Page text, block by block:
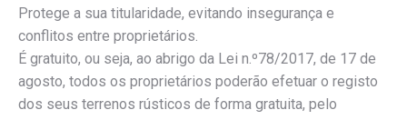
Protege a sua titularidade, evitando insegurança e
conflitos entre proprietários.
É gratuito, ou seja, ao abrigo da Lei n.º78/2017, de 17 de
agosto, todos os proprietários poderão efetuar o registo
dos seus terrenos rústicos de forma gratuita, pelo